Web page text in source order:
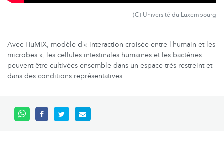
(C) Université du Luxembourg
Avec HuMiX, modèle d’« interaction croisée entre l’humain et les
microbes », les cellules intestinales humaines et les bactéries
peuvent être cultivées ensemble dans un espace très restreint et
dans des conditions représentatives.